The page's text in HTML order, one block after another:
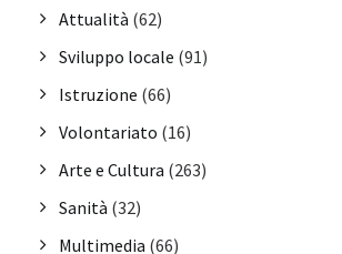
Attualità (62)
Sviluppo locale (91)
Istruzione (66)
Volontariato (16)
Arte e Cultura (263)
Sanità (32)
Multimedia (66)